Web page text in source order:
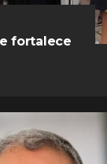
fortalece